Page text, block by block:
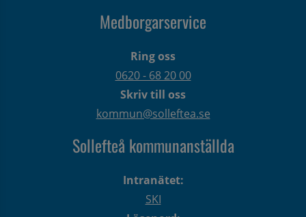
Medborgarservice
Ring oss
0620 - 68 20 00
Skriv till oss
kommun@solleftea.se
Sollefteå kommunanställda
Intranätet:
SKI